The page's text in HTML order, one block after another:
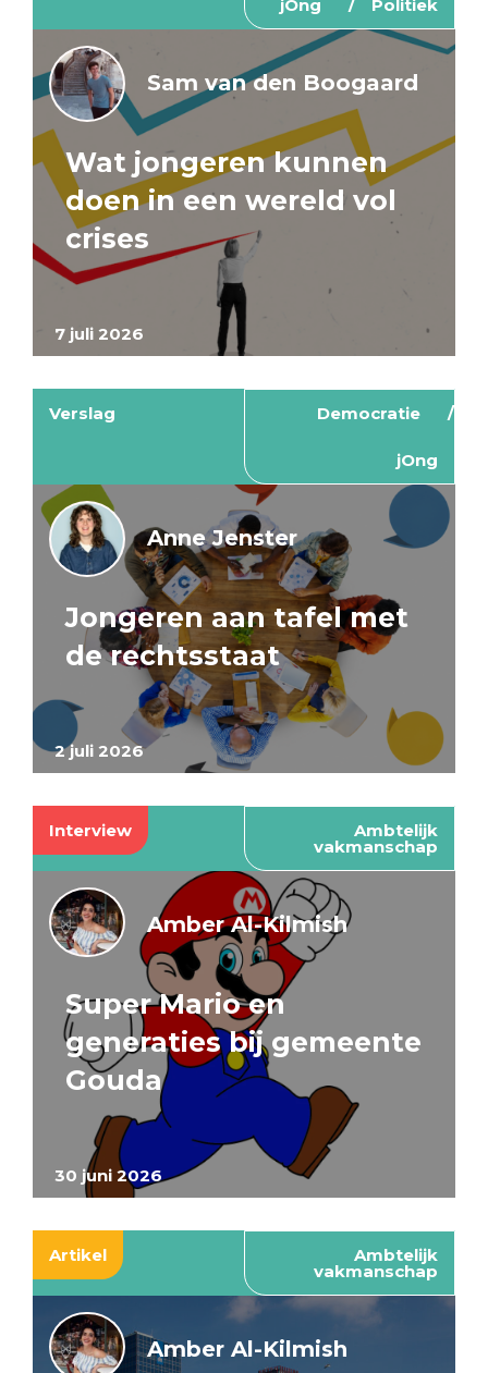
jOng Politiek
7 juli 2026
Sam van den Boogaard
Wat jongeren kunnen
doen in een wereld vol
crises
Verslag Democratie
jOng
2 juli 2026
Anne Jenster
Jongeren aan tafel met
de rechtsstaat
Interview Ambtelijk
vakmanschap
30 juni 2026
Amber Al-Kilmish
Super Mario en
generaties bij gemeente
Gouda
Artikel Ambtelijk
vakmanschap
Amber Al-Kilmish